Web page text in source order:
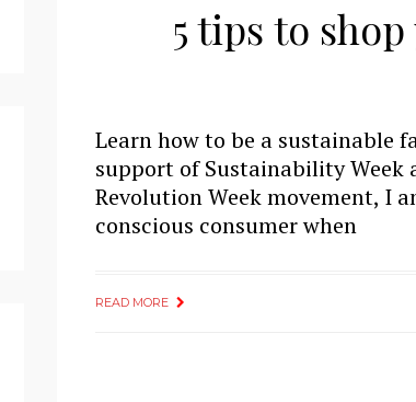
5 tips to
Learn how to be a sustainable
support of Sustainability Week
Revolution Week movement, I
conscious consumer when
READ MORE